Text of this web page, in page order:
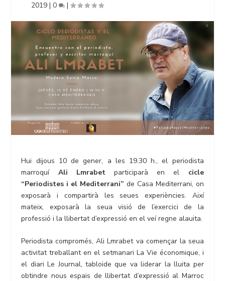
2019 |0 |
Hui dijous 10 de gener, a les 19.30 h., el periodista
marroquí Ali Lmrabetparticiparà en el cicle
“Periodistes i el Mediterrani” de Casa Mediterrani, on
exposarà i compartirà les seues experiències. Així
mateix, exposarà la seua visió de l’exercici de la
professió i la llibertat d’expressió en el veí regne alauita.
Periodista compromés, Ali Lmrabet va començar la seua
activitat treballant en el setmanari La Vie économique, i
el diari Le Journal, tabloide que va liderar la lluita per
obtindre nous espais de llibertat d’expressió al Marroc